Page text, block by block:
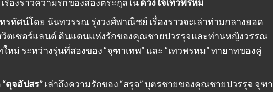
รทัศน์โดย นันทวรรณ รุ่งวงศ์พาณิชย์ เรื่องราวจะเล่าท่ามกลางยอด
ตเซอร์แลนด์ ดินแดนแห่งรักของคุณชายปวรรุจและท่านหญิงวรรณ
หม่ ระหว่างรุ่นที่สองของ “จุฑาเทพ” และ “เทวพรหม” ทายาทของคู่
ดุจอัปสร”เล่าถึงความรักของ “สรุจ” บุตรชายของคุณชายปวรรุจ จุฑา